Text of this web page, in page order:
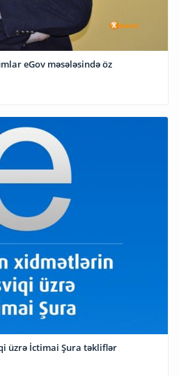
eGov məsələsində öz
üzrə İctimai Şura təkliflər